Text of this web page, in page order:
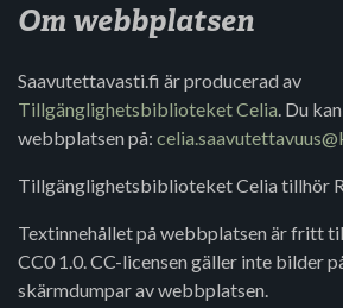
Om webbplatsen
Saavutettavasti.fi är producerad av
Tillgänglighetsbiblioteket Celia. Du
webbplatsen på:
Tillgänglighetsbiblioteket Celia tillhör
Textinnehållet på webbplatsen är fritt
CC0 1.0. CC-licensen gäller inte bilder
skärmdumpar av webbplatsen.